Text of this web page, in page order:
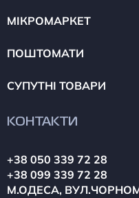
МІКРОМАРКЕТ
ПОШТОМАТИ
СУПУТНІ ТОВАРИ
КОНТАКТИ
+38 050 339 72 28
+38 099 339 72 28
М.ОДЕСА,